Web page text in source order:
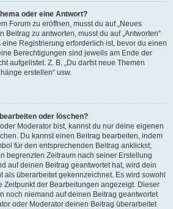
oder eine Antwort?
Forum zu eröffnen, musst du auf „Neues
Beitrag zu antworten, musst du auf „Antworten“
eine Registrierung erforderlich ist, bevor du einen
Berechtigungen sind jeweils am Ende der
aufgelistet. Z. B. „Du darfst neue Themen
erstellen“ usw.
oder löschen?
Moderator bist, kannst du nur deine eigenen
Du kannst einen Beitrag bearbeiten, indem
für den entsprechenden Beitrag anklickst;
begrenzten Zeitraum nach seiner Erstellung
auf deinen Beitrag geantwortet hat, wird dein
als überarbeitet gekennzeichnet. Es wird sowohl
Zeitpunkt der Bearbeitungen angezeigt. Dieser
noch niemand auf deinen Beitrag geantwortet
oder Moderator deinen Beitrag überarbeitet